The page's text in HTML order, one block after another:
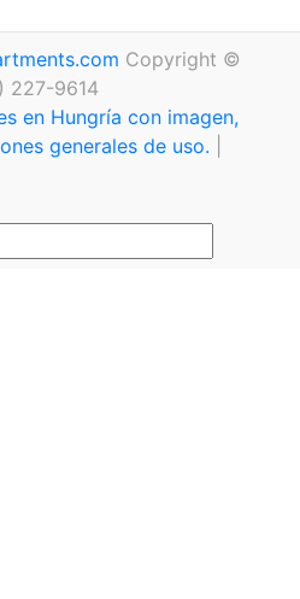
Copyright ©
227-9614
en Hungría con imagen,
generales de uso.